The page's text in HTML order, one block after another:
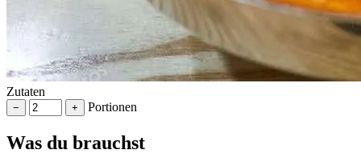
Zutaten
− + Portionen
Was du brauchst